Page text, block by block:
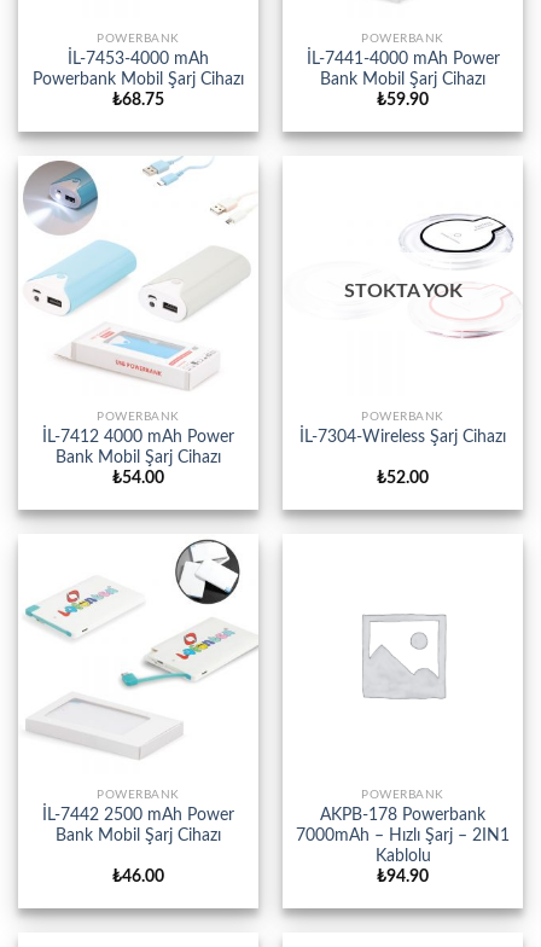
POWERBANK
İL-7453-4000 mAh
Powerbank Mobil Şarj Cihazı
₺68.75
POWERBANK
İL-7441-4000 mAh Power
Bank Mobil Şarj Cihazı
₺59.90
POWERBANK
İL-7412 4000 mAh Power
Bank Mobil Şarj Cihazı
₺54.00
STOKTA YOK
POWERBANK
İL-7304-Wireless Şarj Cihazı
₺52.00
POWERBANK
İL-7442 2500 mAh Power
Bank Mobil Şarj Cihazı
₺46.00
POWERBANK
AKPB-178 Powerbank
7000mAh – Hızlı Şarj – 2IN1
Kablolu
₺94.90